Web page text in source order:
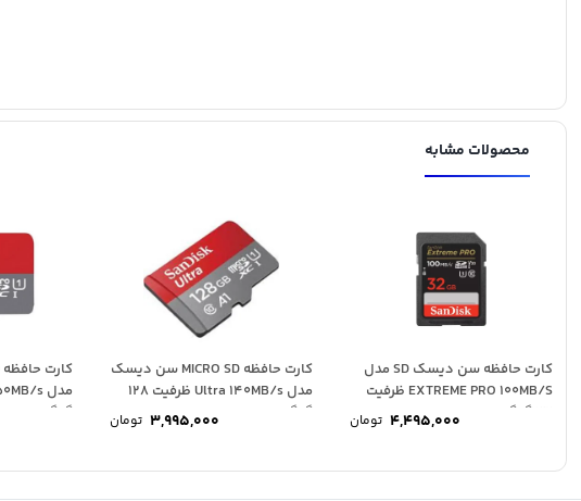
محصولات مشابه
کارت حافظه سن دیسک SD مدل
EXTREME PRO 100MB/S ظرفیت
4,495,000 تومان
کارت حافظه MICRO SD سن دیسک
مدل Ultra 140MB/s ظرفیت 128
گیگابایت
3,995,000 تومان
گیگابایت